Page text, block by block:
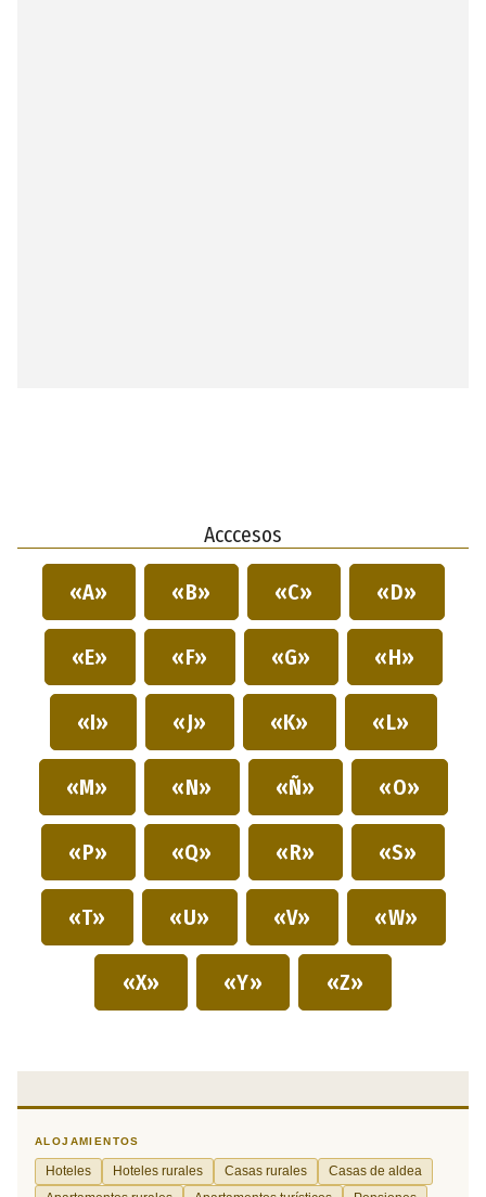
Acccesos
«A» «B» «C» «D»
«E» «F» «G» «H»
«I» «J» «K» «L»
«M» «N» «Ñ» «O»
«P» «Q» «R» «S»
«T» «U» «V» «W»
«X» «Y» «Z»